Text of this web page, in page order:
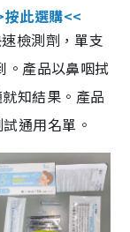
按此選購<<
檢測劑，單支
產品以鼻咽拭
知結果。產品
通用名單。